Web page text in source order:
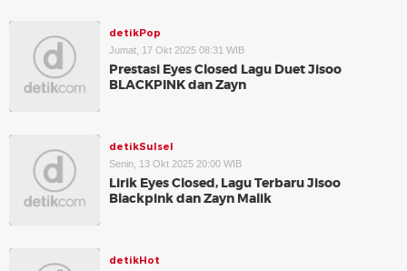
detikPop
Jumat, 17 Okt 2025 08:31 WIB
Prestasi Eyes Closed Lagu Duet Jisoo
BLACKPINK dan Zayn
detikSulsel
Senin, 13 Okt 2025 20:00 WIB
Lirik Eyes Closed, Lagu Terbaru Jisoo
Blackpink dan Zayn Malik
detikHot